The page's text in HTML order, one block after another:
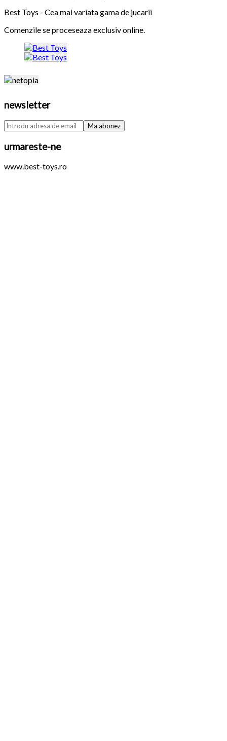
Best Toys - Cea mai variata gama de jucarii
Comenzile se proceseaza exclusiv online.
newsletter
urmareste-ne
www.best-toys.ro